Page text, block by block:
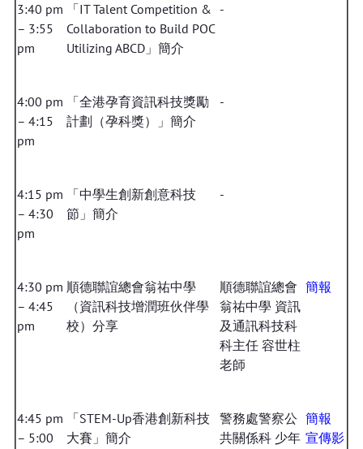
3:40 pm
– 3:55
pm
「IT Talent Competition &
Collaboration to Build POC
Utilizing ABCD」簡介
-
4:00 pm
– 4:15
pm
「全港孕育資訊科技獎勵
計劃（孕科獎）」簡介
-
4:15 pm
– 4:30
pm
「中學生創新創意科技
節」簡介
-
4:30 pm
– 4:45
pm
順德聯誼總會翁祐中學
（資訊科技增潤班伙伴學
校）分享
順德聯誼總會
翁祐中學 資訊
及通訊科技科
科主任 容世柱
老師
簡報
4:45 pm
– 5:00
「STEM-Up香港創新科技
大賽」簡介
警務處警察公
共關係科 少年
簡報
宣傳影